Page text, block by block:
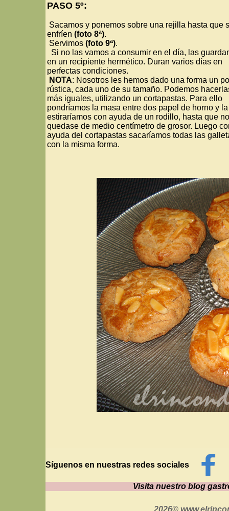
PASO 5º:
Sacamos y ponemos sobre una rejilla hasta que
enfríen (foto 8ª).
Servimos (foto 9ª).
Si no las vamos a consumir en el día, las
en un recipiente hermético. Duran varios días en
perfectas condiciones.
NOTA: Nosotros les hemos dado una forma un
rústica, cada uno de su tamaño. Podemos
más iguales, utilizando un cortapastas. Para ello
pondríamos la masa entre dos papel de horno y la
estiraríamos con ayuda de un rodillo, hasta que
quedase de medio centímetro de grosor. Luego
ayuda del cortapastas sacaríamos todas las
con la misma forma.
Síguenos en nuestras redes sociales
Visita nuestro blog
2026©